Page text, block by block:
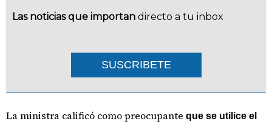
Las noticias que importan directo a tu inbox
SUSCRIBETE
La ministra calificó como preocupante que se utilice el